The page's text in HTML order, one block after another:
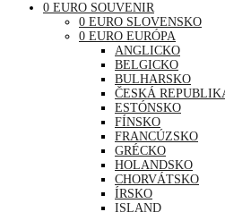
0 EURO SOUVENIR
0 EURO SLOVENSKO
0 EURO EURÓPA
ANGLICKO
BELGICKO
BULHARSKO
ČESKÁ
ESTÓNSKO
FÍNSKO
FRANCÚZSKO
GRÉCKO
HOLANDSKO
CHORVÁTSKO
ÍRSKO
ISLAND